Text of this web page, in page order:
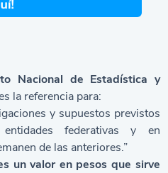
Nacional de Estadística y
la referencia para:
y supuestos previstos
federativas y en
de las anteriores.”
un valor en pesos que sirve